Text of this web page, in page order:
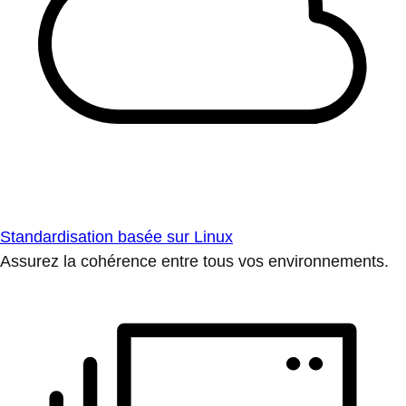
Standardisation basée sur Linux
Assurez la cohérence entre tous vos environnements.